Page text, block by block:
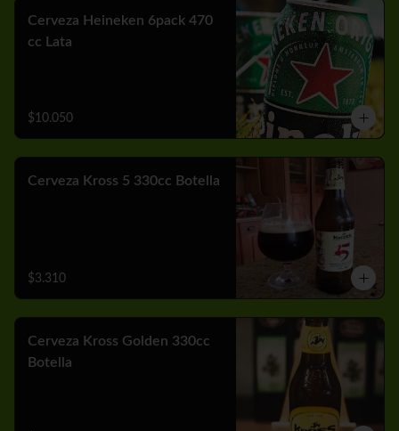
Cerveza Heineken 6pack 470
cc Lata
$10.050
Cerveza Kross 5 330cc Botella
$3.310
Cerveza Kross Golden 330cc
Botella